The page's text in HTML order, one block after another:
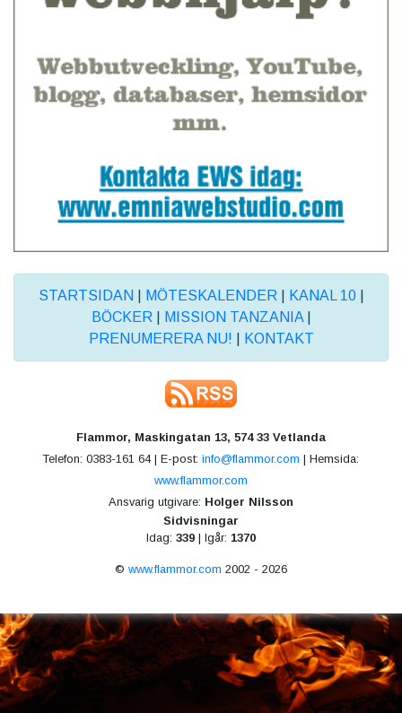
STARTSIDAN MÖTESKALENDER KANAL 10|
BÖCKER
MISSION TANZANIA|
PRENUMERERA NU!
KONTAKT
Flammor, Maskingatan 13, 574 33 Vetlanda
Telefon: 0383-161 64 | E-post: info@flammor.com | Hemsida:
www.flammor.com
Ansvarig utgivare: Holger Nilsson
Sidvisningar
Idag: 339 | Igår: 1370
© www.flammor.com 2002 - 2026